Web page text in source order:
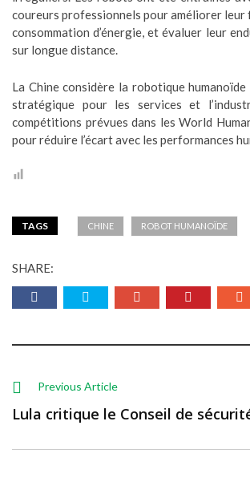
coureurs professionnels pour améliorer leur
consommation d’énergie, et évaluer leur
sur longue distance.
La Chine considère la robotique humanoïde
stratégique pour les services et
compétitions prévues dans les World
pour réduire l’écart avec les performances
TAGS CHINE ROBOT HUMANOÏDE
SHARE:
Previous Article
Lula critique le Conseil de